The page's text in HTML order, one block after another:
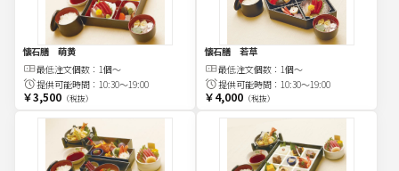
懐石膳 萌黄
最低注文個数： 1個～
提供可能時間： 10:30～19:00
￥3,500（税抜）
懐石膳 若草
最低注文個数： 1個～
提供可能時間： 10:30～19:00
￥4,000（税抜）